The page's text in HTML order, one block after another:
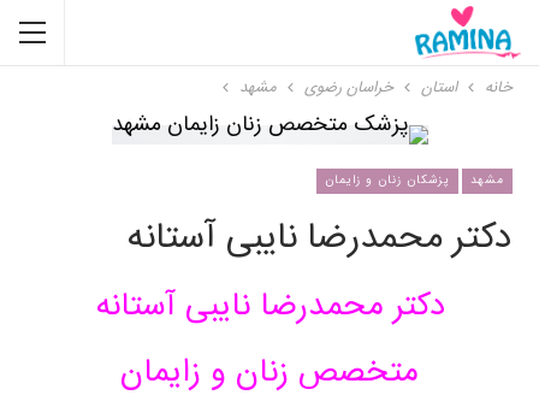
خانه استان خراسان رضوی مشهد
مشهد پزشکان زنان و زایمان
دکتر محمدرضا نایبی آستانه
دکتر محمدرضا نایبی آستانه
متخصص زنان و زایمان